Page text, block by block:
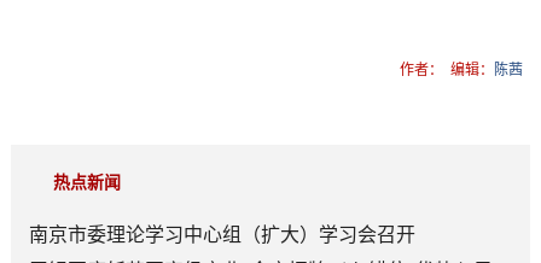
作者： 编辑： 陈茜
热点新闻
南京市委理论学习中心组（扩大）学习会召开